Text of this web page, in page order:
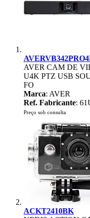
AVER CAM DE
U4K PTZ USB
FO
Marca: AVER
Ref. Fabricante:
Preço sob consulta
ACKT2410BK